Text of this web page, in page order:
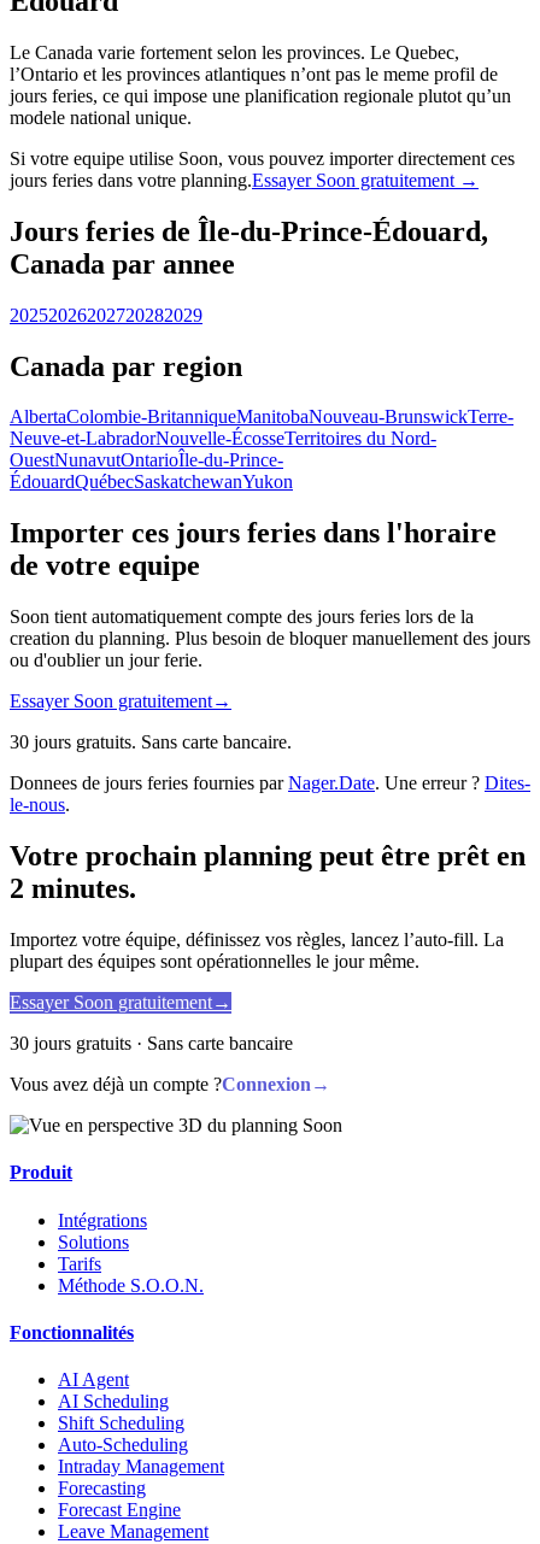
Le Canada varie fortement selon les provinces. Le Quebec,
l’Ontario et les provinces atlantiques n’ont pas le meme profil de
jours feries, ce qui impose une planification regionale plutot qu’un
modele national unique.
Si votre equipe utilise Soon, vous pouvez importer directement ces
jours feries dans votre planning.Essayer Soon gratuitement →
Jours feries de Île-du-Prince-Édouard,
Canada par annee
20252026202720282029
Canada par region
AlbertaColombie-BritanniqueManitobaNouveau-BrunswickTerre-
Neuve-et-LabradorNouvelle-ÉcosseTerritoires du Nord-
OuestNunavutOntarioÎle-du-Prince-
ÉdouardQuébecSaskatchewanYukon
Importer ces jours feries dans l'horaire
de votre equipe
Soon tient automatiquement compte des jours feries lors de la
creation du planning. Plus besoin de bloquer manuellement des jours
ou d'oublier un jour ferie.
Essayer Soon gratuitement→
30 jours gratuits. Sans carte bancaire.
Donnees de jours feries fournies parNager.Date. Une erreur ? Dites-
le-nous.
Votre prochain planning peut être prêt en
2 minutes.
Importez votre équipe, définissez vos règles, lancez l’auto-fill. La
plupart des équipes sont opérationnelles le jour même.
Essayer Soon gratuitement→
30 jours gratuits · Sans carte bancaire
Vous avez déjà un compte ?Connexion →
Produit
Intégrations
Solutions
Tarifs
Méthode S.O.O.N.
Fonctionnalités
AI Agent
AI Scheduling
Shift Scheduling
Auto-Scheduling
Intraday Management
Forecasting
Forecast Engine
Leave Management